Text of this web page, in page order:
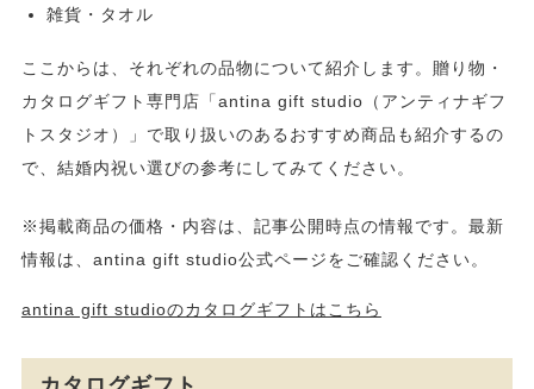
雑貨・タオル
ここからは、それぞれの品物について紹介します。贈り物・
カタログギフト専門店「antina gift studio（アンティナギフ
トスタジオ）」で取り扱いのあるおすすめ商品も紹介するの
で、結婚内祝い選びの参考にしてみてください。
※掲載商品の価格・内容は、記事公開時点の情報です。最新
情報は、antina gift studio公式ページをご確認ください。
antina gift studioのカタログギフトはこちら